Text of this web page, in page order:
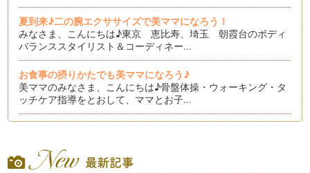
夏到来♪二の腕エクササイズで美ママになろう！
みなさま、こんにちは♪東京 恵比寿、埼玉 朝霞台のボディ
バランススタイリスト＆コーディネー…
お食事の摂りかたでも美ママになろう♪
美ママのみなさま、こんにちは♪骨盤体操・ウォーキング・タ
ッチケア指導をとおして、ママとお子…
マも多いのでは?ジムに行ったりしな…